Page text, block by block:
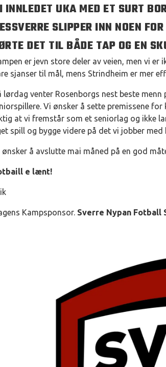
INNLEDET UKA MED ET SURT
SLIPPER INN NOEN
DET TIL BÅDE TAP OG EN
er jevn store deler av veien, men vi
sjanser til mål, mens Strindheim er mer
lørdag venter Rosenborgs nest beste
Vi ønsker å sette premissene
at vi fremstår som et seniorlag og ikke
spill og bygge videre på det vi jobber med
ønsker å avslutte mai måned på en god
e lænt!
Kampsponsor. Sverre Nypan Fotball